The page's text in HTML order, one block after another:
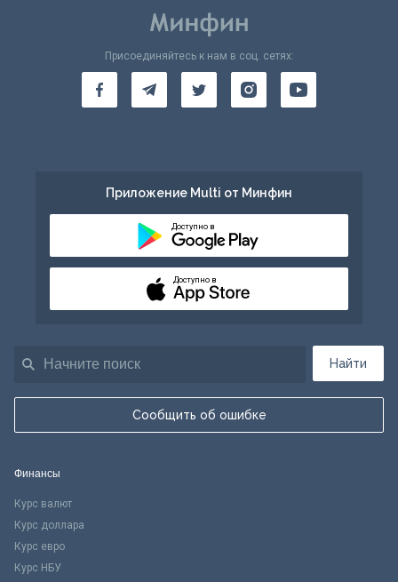
Найти
Сообщить об ошибке
Присоединяйтесь к нам в соц. сетях:
Приложение Multi от Минфин
Доступно в
Доступно в
Финансы
Курс валют
Курс доллара
Курс евро
Курс НБУ